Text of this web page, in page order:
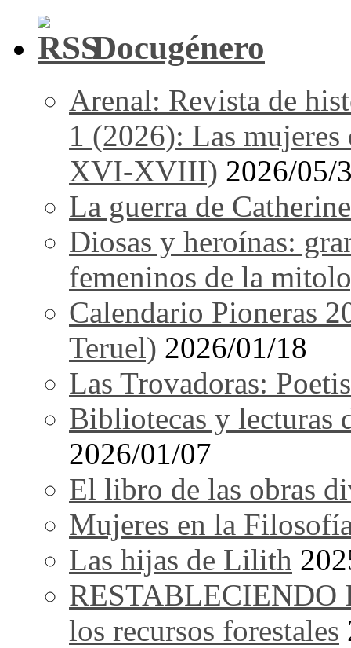
Docugénero
Arenal: Revista de
1 (2026): Las
XVI-XVIII) 2026/05/
La guerra de Catherine
Diosas y heroínas:
femeninos de la
Calendario Pioneras
Teruel) 2026/01/18
Las Trovadoras:
Bibliotecas y lecturas
2026/01/07
El libro de las obras
Mujeres en la
Las hijas de Lilith
RESTABLECIENDO
los recursos forestales